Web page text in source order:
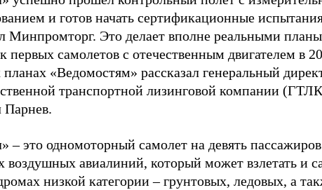
и готов начать сертификационные
Минпромторг. Это делает вполне реальными планы
первых самолетов с отечественным двигателем в
«Ведомостям» рассказал генеральный
транспортной лизинговой компании
– это одномоторный самолет на девять
воздушных авиалиний, который может взлетать и
низкой категории – грунтовых, ледовых, а